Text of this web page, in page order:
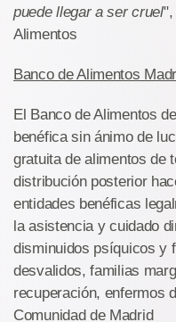
puede llegar a ser cruel",
Alimentos
Banco de Alimentos
El Banco de Alimentos
benéfica sin ánimo de
gratuita de alimentos de
distribución posterior
entidades benéficas
la asistencia y cuidado
disminuidos psíquicos y
desvalidos, familias
recuperación, enfermos
Comunidad de Madrid